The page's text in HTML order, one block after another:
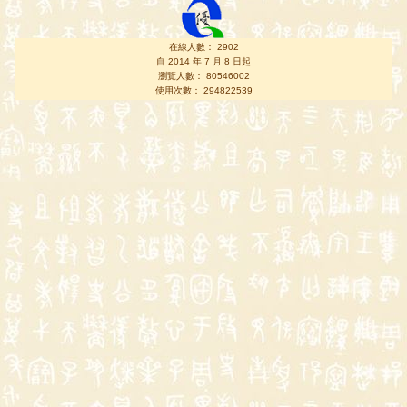
在線人數： 2902
自 2014 年 7 月 8 日起
瀏覽人數： 80546002
使用次數： 294822539